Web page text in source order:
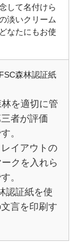
して名付けら
淡いクリーム
なたにもお使
森林認証紙
を適切に管
者が評価
。
イアウトの
クを入れら
。
認証紙を使
言を印刷す